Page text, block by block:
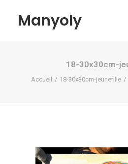
Manyoly
Contact
18-30x30cm-
Accueil 18-30x30cm-jeunefille